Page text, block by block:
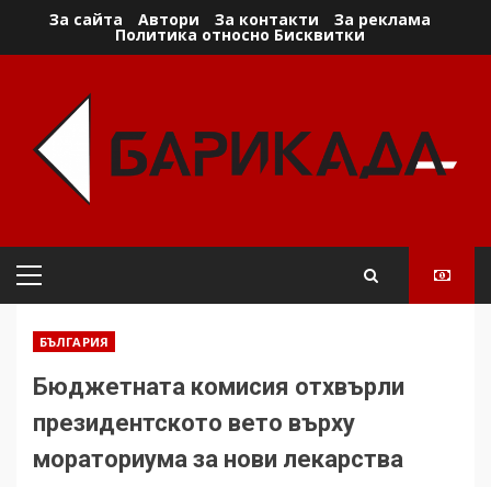
За сайта Автори За контакти За реклама
Политика относно Бисквитки
Primary
БЪЛГАРИЯ
Бюджетната комисия отхвърли
президентското вето върху
мораториума за нови лекарства